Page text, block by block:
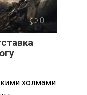
0
холмами